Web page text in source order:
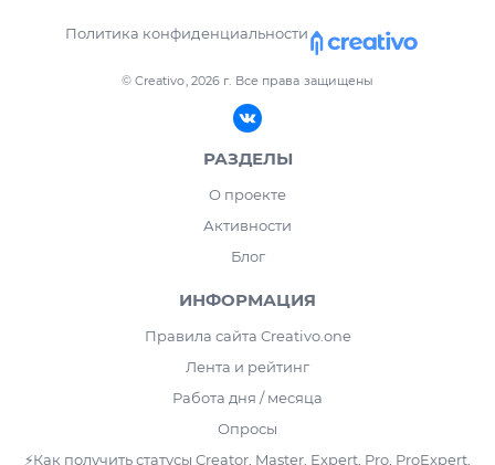
© Creativo, 2026 г. Все права защищены
Политика конфиденциальности
РАЗДЕЛЫ
О проекте
Активности
Блог
ИНФОРМАЦИЯ
Правила сайта Creativo.one
Лента и рейтинг
Работа дня / месяца
Опросы
⚡️Как получить статусы Creator, Master, Expert, Pro, ProExpert,